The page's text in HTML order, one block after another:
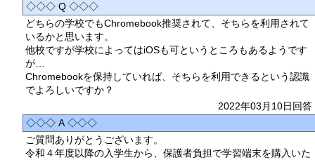
◇◇◇ Q ◇◇◇
どちらの学校でもChromebook推奨されて、そちらを利用されて
いるかと思います。
他校ですが学校によってはiOSも可というところもあるようです
が…
Chromebookを保持していれば、そちらを利用できるという認識
でよろしいですか？
2022年03月10日回答
◇◇◇ A ◇◇◇
ご質問ありがとうございます。
令和４年度以降の入学生から、保護者負担で学習端末を購入いた